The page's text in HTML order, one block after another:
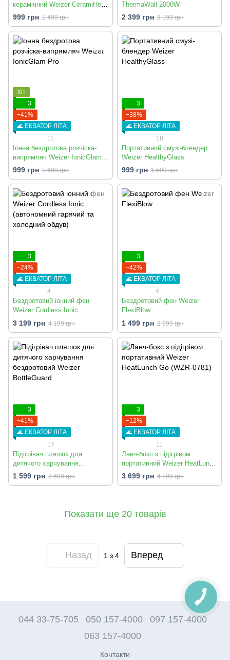
керамічний Weizer CeramiHeat
Compact (WZR-501R)
999 грн 1 499 грн
ThermaWall 2000W
2 399 грн 3 199 грн
Хіт
3
−41%
🌊 ЕКВАТОР ЛІТА
11
Іонна бездротова розчіска-
випрямляч Weizer IonicGlam
Pro
999 грн 1 699 грн
3
−38%
🌊 ЕКВАТОР ЛІТА
18
Портативний смузі-блендер
Weizer HealthyGlass
999 грн 1 599 грн
3
−24%
🌊 ЕКВАТОР ЛІТА
4
Бездротовий іонний фен
Weizer Cordless Ionic
(автономний гарячий та
холодний обдув)
3 199 грн 4 199 грн
3
−42%
🌊 ЕКВАТОР ЛІТА
6
Бездротовий фен Weizer
FlexiBlow
1 499 грн 2 599 грн
3
−41%
🌊 ЕКВАТОР ЛІТА
17
Підігрівач пляшок для
дитячого харчування
бездротовий Weizer
BottleGuard
1 599 грн 2 699 грн
3
−12%
🌊 ЕКВАТОР ЛІТА
11
Ланч-бокс з підігрівом
портативний Weizer HeatLunch
Go (WZR-0781)
3 699 грн 4 199 грн
Показати ще 20 товарів
Назад 1 з 4 Вперед
044 33-75-705 050 157-4000
097 157-4000
063 157-4000
Контакти